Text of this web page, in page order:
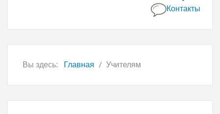
Контакты
Вы здесь: Главная Учителям